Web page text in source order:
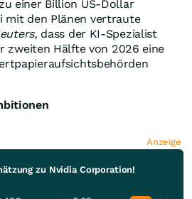
einer Billion US-Dollar
mit den Plänen vertraute
, dass der KI-Spezialist
zweiten Hälfte von 2026 eine
Anzeige
zu Nvidia Corporation!